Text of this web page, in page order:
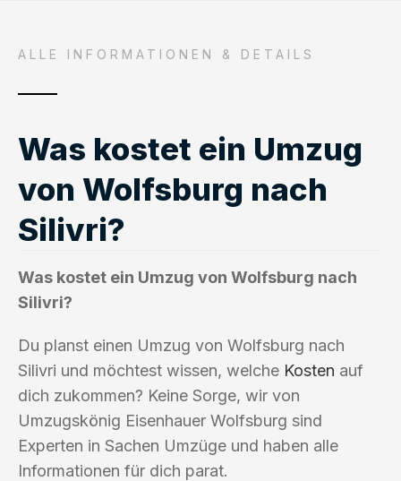
ALLE INFORMATIONEN & DETAILS
Was kostet ein Umzug
von Wolfsburg nach
Silivri?
Was kostet ein Umzug von Wolfsburg nach
Silivri?
Du planst einen Umzug von Wolfsburg nach
Silivri und möchtest wissen, welche Kosten auf
dich zukommen? Keine Sorge, wir von
Umzugskönig Eisenhauer Wolfsburg sind
Experten in Sachen Umzüge und haben alle
Informationen für dich parat.